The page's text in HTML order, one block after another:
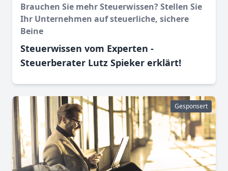
Brauchen Sie mehr Steuerwissen? Stellen Sie
Ihr Unternehmen auf steuerliche, sichere
Beine
Steuerwissen vom Experten -
Steuerberater Lutz Spieker erklärt!
Gesponsert